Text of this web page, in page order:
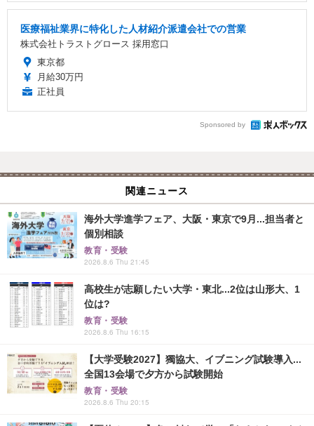
医療福祉業界に特化した人材紹介派遣会社での営業
株式会社トラストグロース 採用窓口
東京都
月給30万円
正社員
Sponsored by
関連ニュース
海外大学進学フェア、大阪・東京で9月...担当者と
個別相談
教育・受験
2026.8.6 Thu 21:45
高校生が志願したい大学・東北...2位は山形大、1
位は?
教育・受験
2026.8.6 Thu 16:15
【大学受験2027】獨協大、イブニング試験導入...
全国13会場で夕方から試験開始
教育・受験
2026.8.6 Thu 20:15